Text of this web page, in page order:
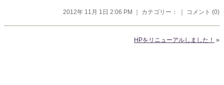
2012年 11月 1日 2:06 PM ｜ カテゴリー： ｜ コメント (0)
HPをリニューアルしました！ »